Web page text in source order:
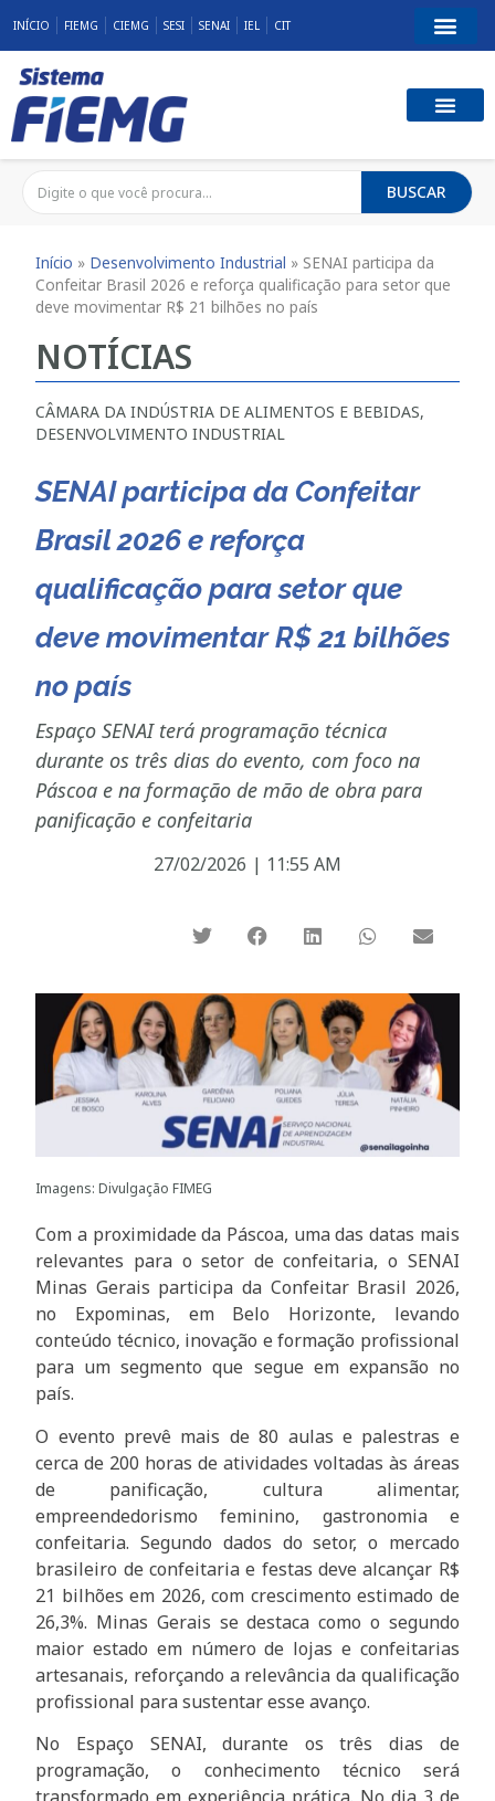
INÍCIO FIEMG CIEMG SESI SENAI IEL CIT
BUSCAR
Início » Desenvolvimento Industrial » SENAI participa da
Confeitar Brasil 2026 e reforça qualificação para setor que
deve movimentar R$ 21 bilhões no país
NOTÍCIAS
CÂMARA DA INDÚSTRIA DE ALIMENTOS E BEBIDAS,
DESENVOLVIMENTO INDUSTRIAL
SENAI participa da Confeitar
Brasil 2026 e reforça
qualificação para setor que
deve movimentar R$ 21 bilhões
no país
Espaço SENAI terá programação técnica
durante os três dias do evento, com foco na
Páscoa e na formação de mão de obra para
panificação e confeitaria
27/02/2026 | 11:55 AM
Imagens: Divulgação FIMEG
Com a proximidade da Páscoa, uma das datas mais
relevantes para o setor de confeitaria, o SENAI
Minas Gerais participa da Confeitar Brasil 2026,
no Expominas, em Belo Horizonte, levando
conteúdo técnico, inovação e formação profissional
para um segmento que segue em expansão no
país.
O evento prevê mais de 80 aulas e palestras e
cerca de 200 horas de atividades voltadas às áreas
de panificação, cultura alimentar,
empreendedorismo feminino, gastronomia e
confeitaria. Segundo dados do setor, o mercado
brasileiro de confeitaria e festas deve alcançar R$
21 bilhões em 2026, com crescimento estimado de
26,3%. Minas Gerais se destaca como o segundo
maior estado em número de lojas e confeitarias
artesanais, reforçando a relevância da qualificação
profissional para sustentar esse avanço.
No Espaço SENAI, durante os três dias de
programação, o conhecimento técnico será